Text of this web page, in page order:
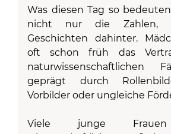
Was diesen Tag so
nicht nur die Zahlen,
Geschichten dahinter.
oft schon früh das
naturwissenschaftlichen
geprägt durch
Vorbilder oder ungleiche
Viele junge Frauen